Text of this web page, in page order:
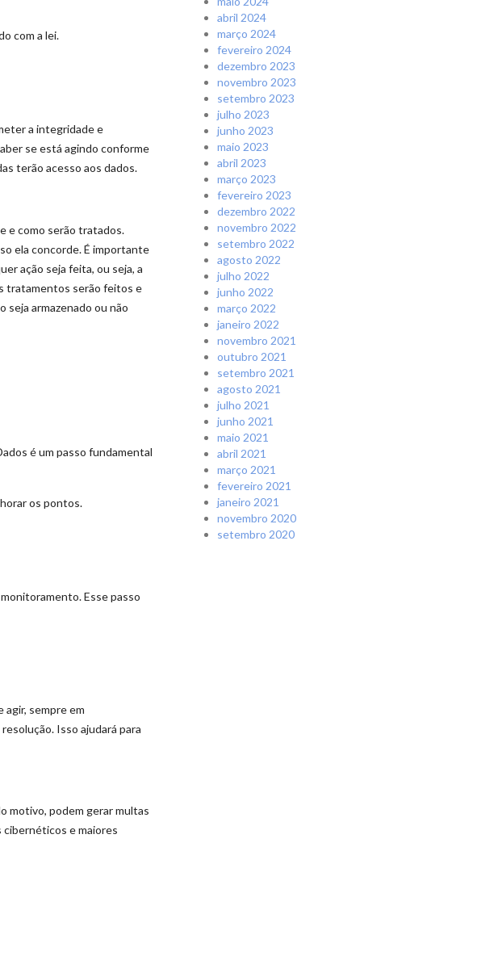
com a lei.
a integridade e
se está agindo conforme
terão acesso aos dados.
e como serão tratados.
ela concorde. É importante
ação seja feita, ou seja, a
tratamentos serão feitos e
seja armazenado ou não
é um passo fundamental
os pontos.
Esse passo
sempre em
Isso ajudará para
motivo, podem gerar multas
cibernéticos e maiores
abril 2024
março 2024
fevereiro 2024
dezembro 2023
novembro 2023
setembro 2023
julho 2023
junho 2023
maio 2023
abril 2023
março 2023
fevereiro 2023
dezembro 2022
novembro 2022
setembro 2022
agosto 2022
julho 2022
junho 2022
março 2022
janeiro 2022
novembro 2021
outubro 2021
setembro 2021
agosto 2021
julho 2021
junho 2021
maio 2021
abril 2021
março 2021
fevereiro 2021
janeiro 2021
novembro 2020
setembro 2020